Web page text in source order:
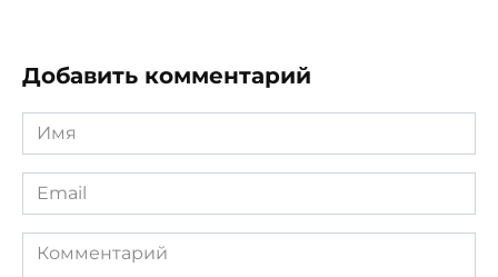
Добавить комментарий
Имя
*
Email
*
Комментарий